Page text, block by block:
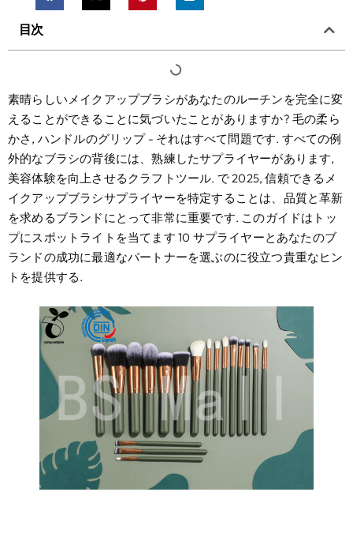
目次
素晴らしいメイクアップブラシがあなたのルーチンを完全に変
えることができることに気づいたことがありますか? 毛の柔ら
かさ, ハンドルのグリップ - それはすべて問題です. すべての例
外的なブラシの背後には、熟練したサプライヤーがあります,
美容体験を向上させるクラフトツール. で 2025, 信頼できるメ
イクアップブラシサプライヤーを特定することは、品質と革新
を求めるブランドにとって非常に重要です. このガイドはトッ
プにスポットライトを当てます 10 サプライヤーとあなたのブ
ランドの成功に最適なパートナーを選ぶのに役立つ貴重なヒン
トを提供する.